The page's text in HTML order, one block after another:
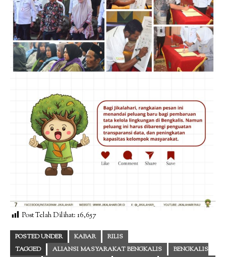
Post Telah Dilihat: 16,657
POSTED UNDER KABAR
RILIS
TAGGED
ALIANSI MASYARAKAT BENGKALIS
BENGKALIS